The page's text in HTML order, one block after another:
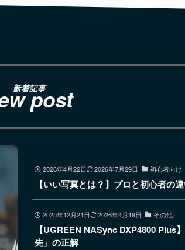
新着記事post
2026年4月22日 2026年7月29日 初心者向け
【いい写真とは？】プロと初心者の
2025年12月21日 2026年4月19日 その他
【UGREEN NASync DXP4800 Plus
先」の正解